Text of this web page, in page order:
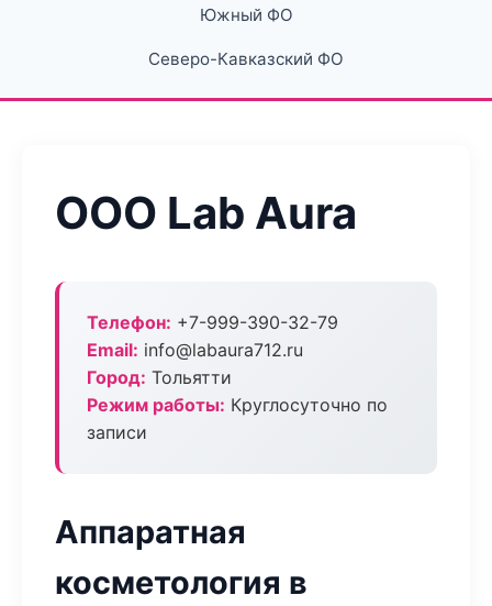
Южный ФО
Северо-Кавказский ФО
ООО Lab Aura
Телефон: +7-999-390-32-79
Email: info@labaura712.ru
Город: Тольятти
Режим работы: Круглосуточно по
записи
Аппаратная
косметология в